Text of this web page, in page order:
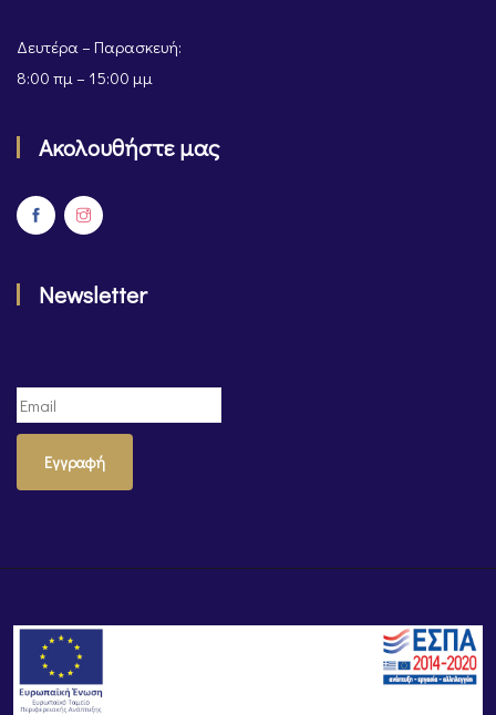
Δευτέρα – Παρασκευή:
8:00 πμ – 15:00 μμ
Ακολουθήστε μας
Newsletter
Εγγραφή